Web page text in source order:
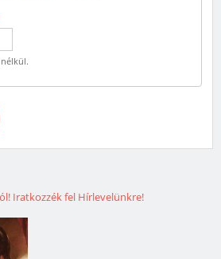
Iratkozzék fel Hírlevelünkre!